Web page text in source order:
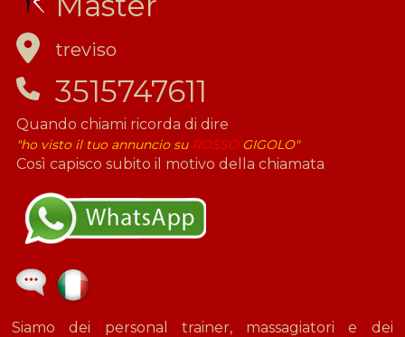
treviso
3515747611
Quando chiami ricorda di dire
"ho visto il tuo annuncio su ROSSO GIGOLO"
Così capisco subito il motivo della chiamata
Siamo dei personal trainer, massagiatori e dei